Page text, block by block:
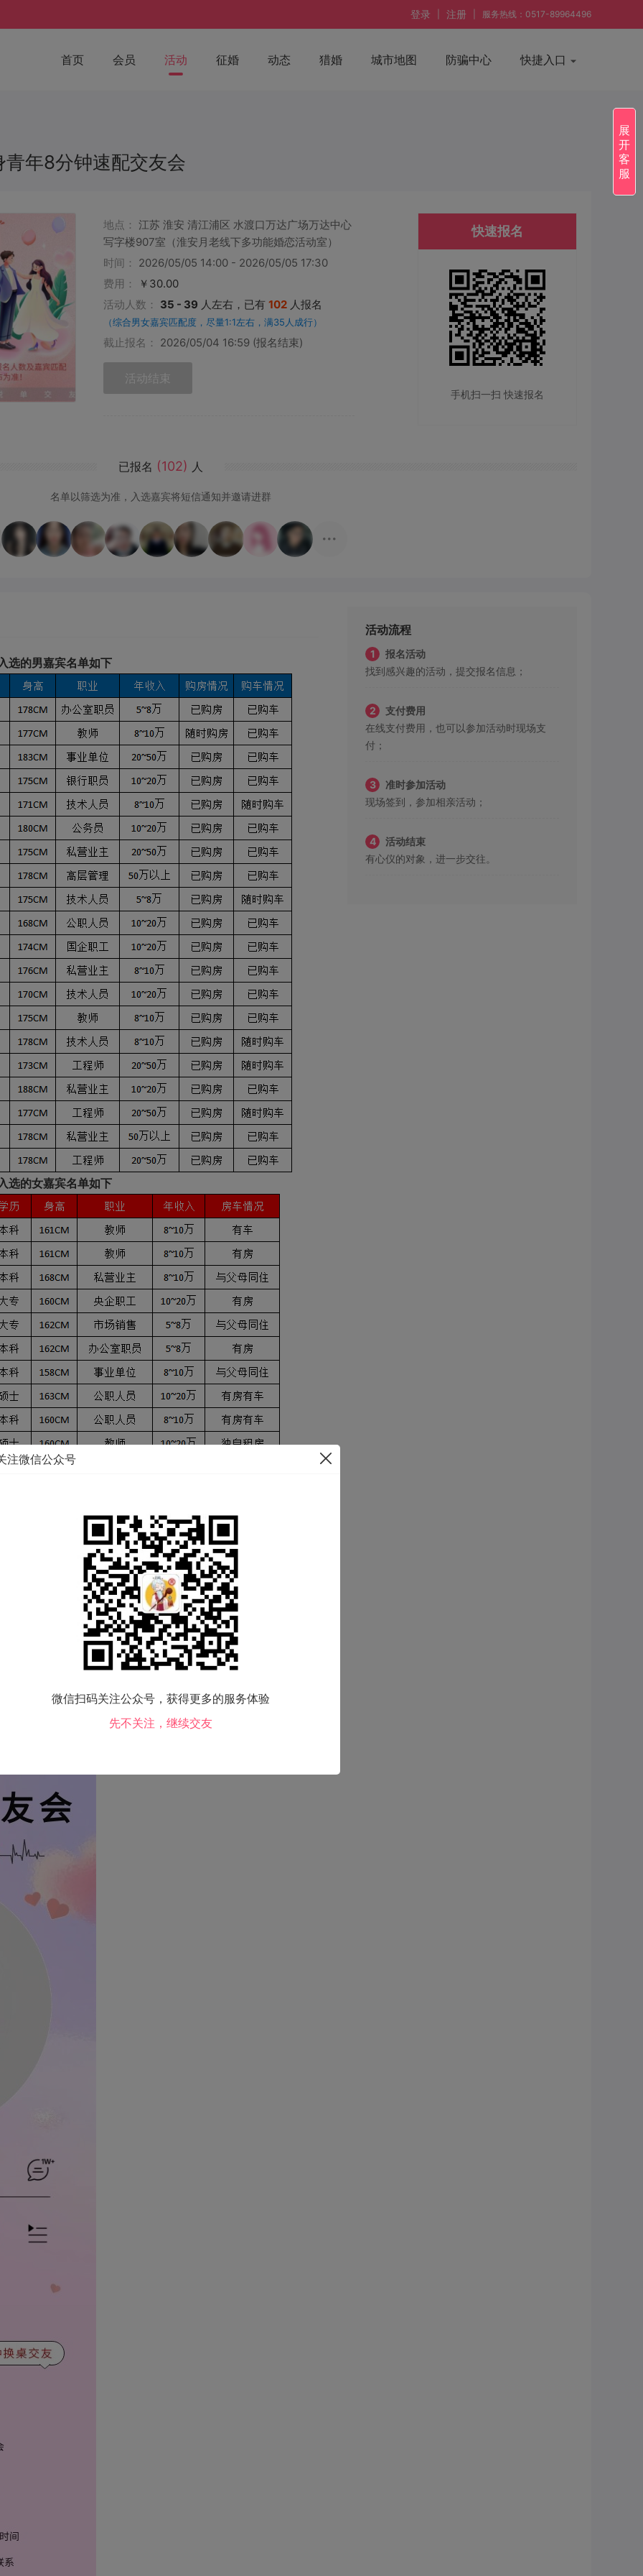
登录 注册 服务热线：0517-89964496
首页 会员 活动 征婚 动态 猎婚 城市地图 防骗中心 快捷入口
青年8分钟速配交友会
地点：
江苏 淮安 清江浦区 水渡口万达广场万达中心
写字楼907室（淮安月老线下多功能婚恋活动室）
时间：
2026/05/05 14:00 - 2026/05/05 17:30
费用：
￥30.00
活动人数：
35 - 39 人左右，已有 102 人报名
（综合男女嘉宾匹配度，尽量1:1左右，满35人成行）
截止报名： 2026/05/04 16:59 (报名结束)
活动结束
快速报名
手机扫一扫 快速报名
已报名 (102) 人
名单以筛选为准，入选嘉宾将短信通知并邀请进群
选的男嘉宾名单如下
选的女嘉宾名单如下
活动流程
1
报名活动
找到感兴趣的活动，提交报名信息；
2
支付费用
在线支付费用，也可以参加活动时现场支
付；
3
准时参加活动
现场签到，参加相亲活动；
4
活动结束
有心仪的对象，进一步交往。
展
开
客
服
注微信公众号
微信扫码关注公众号，获得更多的服务体验
先不关注，继续交友